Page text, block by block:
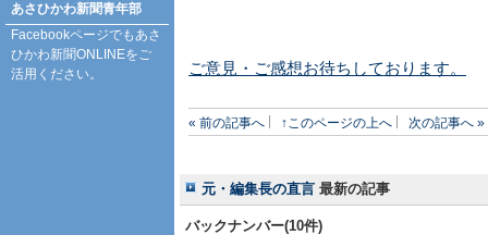
ご意見・ご感想お待ちしております。
« 前の記事へ ↑このページの上へ 次の記事へ »
元・編集長の直言 最新の記事
バックナンバー(10件)
あさひかわ新聞青年部
Facebookページでもあさ
ひかわ新聞ONLINEをご
活用ください。